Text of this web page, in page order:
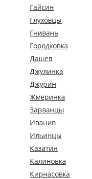
Гайсин
Глуховцы
Гнивань
Городковка
Дашев
Джулинка
Джурин
Жмеринка
Зарванцы
Иванив
Ильинцы
Казатин
Калиновка
Кирнасовка